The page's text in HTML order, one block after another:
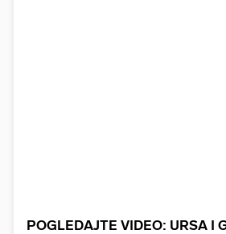
POGLEDAJTE VIDEO: URSA I